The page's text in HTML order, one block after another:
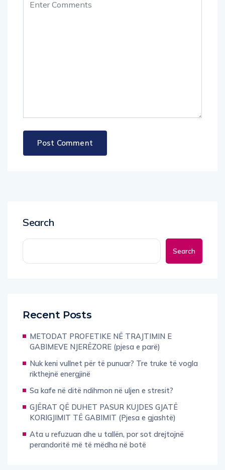
Search
Search
Recent Posts
METODAT PROFETIKE NË TRAJTIMIN E
GABIMEVE NJERËZORE (pjesa e parë)
Nuk keni vullnet për të punuar? Tre truke të vogla
rikthejnë energjinë
Sa kafe në ditë ndihmon në uljen e stresit?
GJËRAT QË DUHET PASUR KUJDES GJATË
KORIGJIMIT TË GABIMIT (Pjesa e gjashtë)
Ata u refuzuan dhe u tallën, por sot drejtojnë
perandoritë më të mëdha në botë